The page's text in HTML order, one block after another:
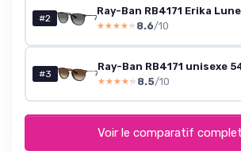
#2
★★★★★
★★★★★ 8.6/10
#3
★★★★★
★★★★★ 8.5/10
Voir le comparatif